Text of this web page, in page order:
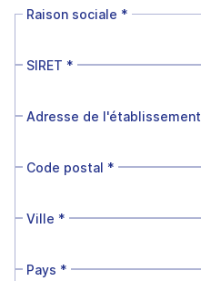
Raison sociale *
SIRET *
Adresse de l'établissement
Code postal *
Ville *
Pays *